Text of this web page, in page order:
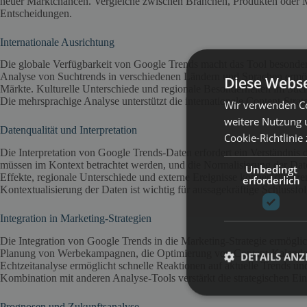
Entscheidungen.
Internationale Ausrichtung
Die globale Verfügbarkeit von Google Trends macht das Tool
Analyse von Suchtrends in verschiedenen Ländern und Sprachen
Märkte. Kulturelle Unterschiede und regionale Besonderheiten im
Die mehrsprachige Analyse unterstützt die internationale Content-
Datenqualität und Interpretation
Die Interpretation von Google Trends-Daten erfordert ein Verständnis
müssen im Kontext betrachtet werden, und die Normalisierung der
Effekte, regionale Unterschiede und externe Ereignisse können die
Kontextualisierung der Daten ist wichtig für aussagekräftige
Integration in Marketing-Strategien
Die Integration von Google Trends in die Marketing-Strategie
Planung von Werbekampagnen, die Optimierung von Content-
Echtzeitanalyse ermöglicht schnelle Reaktionen auf aktuelle Trends
Kombination mit anderen Analyse-Tools verstärkt die strategischen
Diese
Wir verwenden
weitere Nutzung
Cookie-Richtlinie
Unbedingt
erforderlich
DETAILS